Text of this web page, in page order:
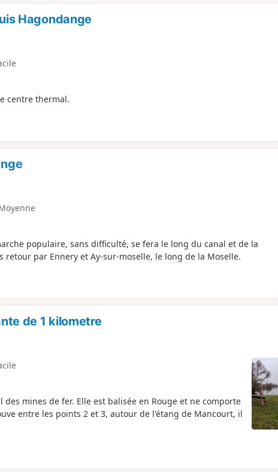
Hagondange
centre thermal.
populaire, sans difficulté, se fera le long du canal et de la
retour par Ennery et Ay-sur-moselle, le long de la Moselle.
de 1 kilometre
mines de fer. Elle est balisée en Rouge et ne comporte
entre les points 2 et 3, autour de l'étang de Mancourt, il